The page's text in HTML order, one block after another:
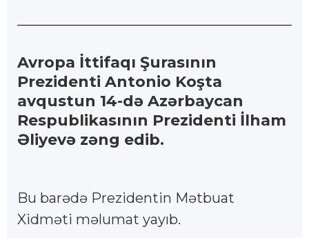
Avropa İttifaqı Şurasının
Prezidenti Antonio Koşta
avqustun 14-də Azərbaycan
Respublikasının Prezidenti İlham
Əliyevə zəng edib.
Bu barədə Prezidentin Mətbuat
Xidməti məlumat yayıb.